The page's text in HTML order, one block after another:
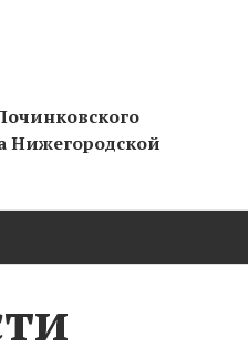
Нижегородской